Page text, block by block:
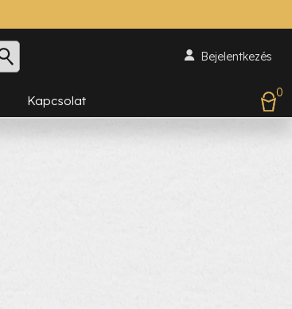
Bejelentkezés
Kapcsolat
0